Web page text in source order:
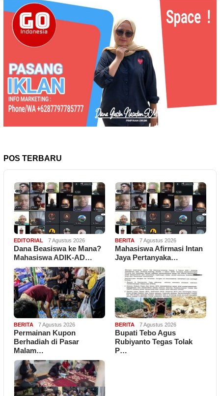
POS TERBARU
EDITORIAL 7 Agustus 2026
Dana Beasiswa ke Mana?
Mahasiswa ADIK-AD…
BERITA 7 Agustus 2026
Mahasiswa Afirmasi Intan
Jaya Pertanyaka…
BERITA 7 Agustus 2026
Permainan Kupon
Berhadiah di Pasar
Malam…
BERITA 7 Agustus 2026
Bupati Tebo Agus
Rubiyanto Tegas Tolak
P…